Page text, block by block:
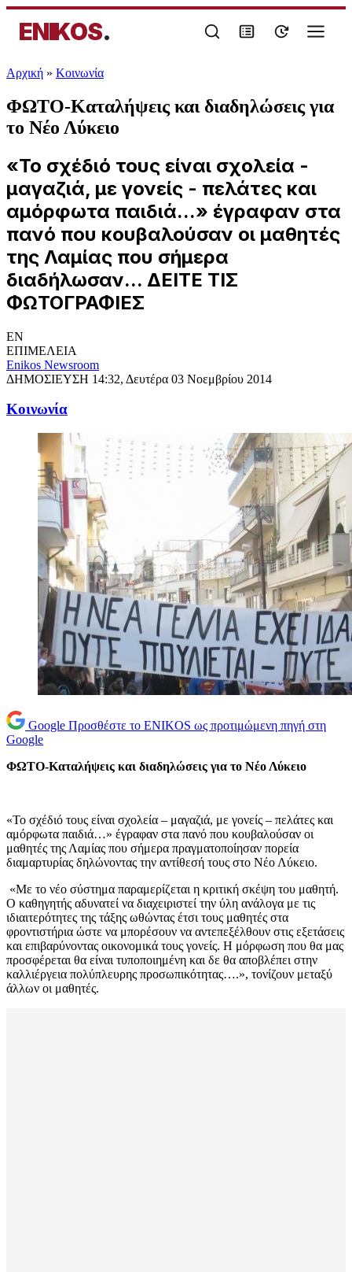
ENIKOS.
Αρχική » Κοινωνία
ΦΩΤΟ-Καταλήψεις και διαδηλώσεις για
το Νέο Λύκειο
«Το σχέδιό τους είναι σχολεία -
μαγαζιά, με γονείς - πελάτες και
αμόρφωτα παιδιά...» έγραφαν στα
πανό που κουβαλούσαν οι μαθητές
της Λαμίας που σήμερα
διαδήλωσαν... ΔΕΙΤΕ ΤΙΣ
ΦΩΤΟΓΡΑΦΙΕΣ
EN
ΕΠΙΜΕΛΕΙΑ
Enikos Newsroom
ΔΗΜΟΣΙΕΥΣΗ 14:32, Δευτέρα 03 Νοεμβρίου 2014
Κοινωνία
Google Προσθέστε το ENIKOS ως προτιμώμενη πηγή στη
Google
ΦΩΤΟ-Καταλήψεις και διαδηλώσεις για το Νέο Λύκειο
«Το σχέδιό τους είναι σχολεία – μαγαζιά, με γονείς – πελάτες και
αμόρφωτα παιδιά…» έγραφαν στα πανό που κουβαλούσαν οι
μαθητές της Λαμίας που σήμερα πραγματοποίησαν πορεία
διαμαρτυρίας δηλώνοντας την αντίθεσή τους στο Νέο Λύκειο.
«Με το νέο σύστημα παραμερίζεται η κριτική σκέψη του μαθητή.
Ο καθηγητής αδυνατεί να διαχειριστεί την ύλη ανάλογα με τις
ιδιαιτερότητες της τάξης ωθώντας έτσι τους μαθητές στα
φροντιστήρια ώστε να μπορέσουν να αντεπεξέλθουν στις εξετάσεις
και επιβαρύνοντας οικονομικά τους γονείς. Η μόρφωση που θα μας
προσφέρεται θα είναι τυποποιημένη και δε θα αποβλέπει στην
καλλιέργεια πολύπλευρης προσωπικότητας….», τονίζουν μεταξύ
άλλων οι μαθητές.